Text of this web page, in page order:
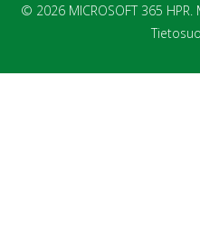
© 2026 MICROSOFT 365 HPR.